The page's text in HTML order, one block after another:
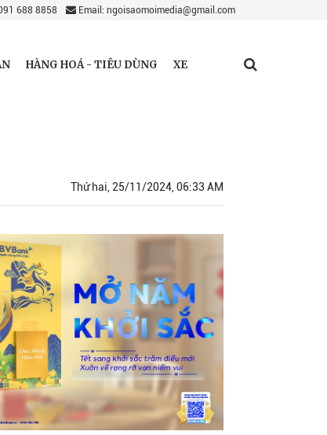
688 8858 Email: ngoisaomoimedia@gmail.com
HÀNG HOÁ - TIÊU DÙNG XE
Thứ hai, 25/11/2024, 06:33 AM